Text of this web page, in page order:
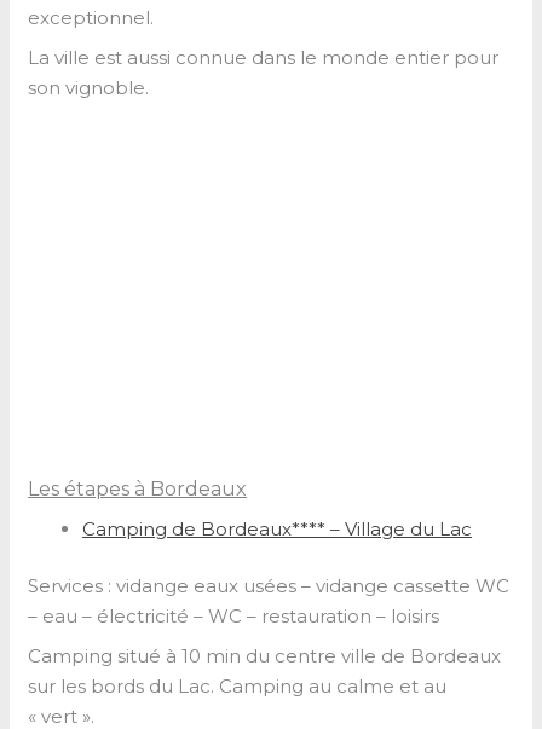
exceptionnel.
La ville est aussi connue dans le monde entier pour
son vignoble.
Les étapes à Bordeaux
Camping de Bordeaux**** – Village du Lac
Services : vidange eaux usées – vidange cassette WC
– eau – électricité – WC – restauration – loisirs
Camping situé à 10 min du centre ville de Bordeaux
sur les bords du Lac. Camping au calme et au
« vert ».